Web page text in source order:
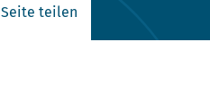
Seite teilen